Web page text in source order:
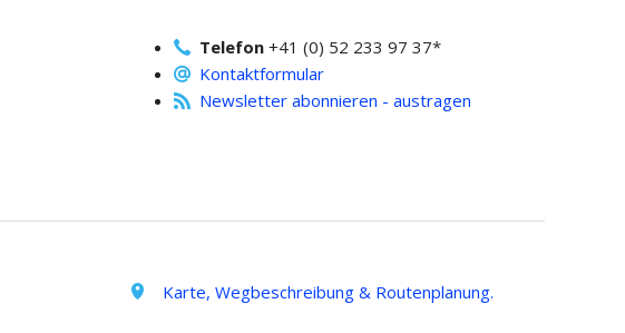
Telefon+41 (0) 52 233 97 37*
Kontaktformular
Newsletter abonnieren - austragen
Karte, Wegbeschreibung & Routenplanung.